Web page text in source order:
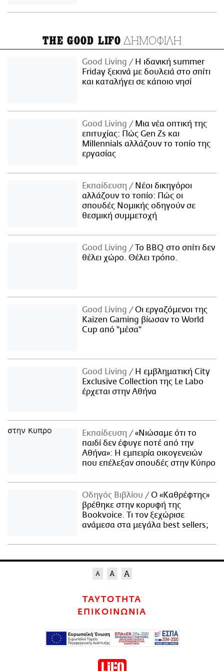
THE GOOD LIFO ΔΗΜΟΦΙΛΗ
Good Living
Η ιδανική summer
Friday ξεκινά με δουλειά στο σπίτι
και καταλήγει σε κάποιο νησί
Good Living
Μια νέα οπτική της
επιτυχίας: Πώς Gen Zs και
Millennials αλλάζουν το τοπίο της
εργασίας
Εκπαίδευση
Νέοι δικηγόροι
αλλάζουν το τοπίο: Πώς οι
σπουδές Νομικής οδηγούν σε
θεσμική συμμετοχή
Good Living
Το BBQ στο σπίτι δεν
θέλει χώρο. Θέλει τρόπο.
Good Living
Οι εργαζόμενοι της
Kaizen Gaming βίωσαν το World
Cup από "μέσα"
Good Living
Η εμβληματική City
Exclusive Collection της Le Labo
έρχεται στην Αθήνα
Εκπαίδευση
«Νιώσαμε ότι το
παιδί δεν έφυγε ποτέ από την
Αθήνα»: Η εμπειρία οικογενειών
που επέλεξαν σπουδές στην Κύπρο
Οδηγός Βιβλίου
Ο «Καθρέφτης»
βρέθηκε στην κορυφή της
Bookvoice. Τι τον ξεχώρισε
ανάμεσα στα μεγάλα best sellers;
ΤΑΥΤΟΤΗΤΑ
ΕΠΙΚΟΙΝΩΝΙΑ